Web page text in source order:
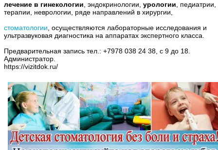
лечение в гинекологии, эндокринологии, урологии, педиатрии,
терапии, неврологии, ряде направлений в хирургии,
стоматологии, осуществляются лабораторные исследования и
ультразвуковая диагностика на аппаратах экспертного класса.
Предварительная запись тел.: +7978 038 24 38, с 9 до 18.
Администратор.
https://vizitdok.ru/